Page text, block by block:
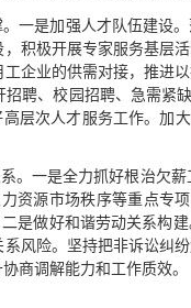
一是加强人才队伍建设
积极开展专家服务基层
企业的供需对接，推进
聘、校园招聘、急需紧
层次人才服务工作。加
。一是全力抓好根治欠
资源市场秩序等重点专
是做好和谐劳动关系构
风险。坚持把非诉讼纠
商调解能力和工作质效。